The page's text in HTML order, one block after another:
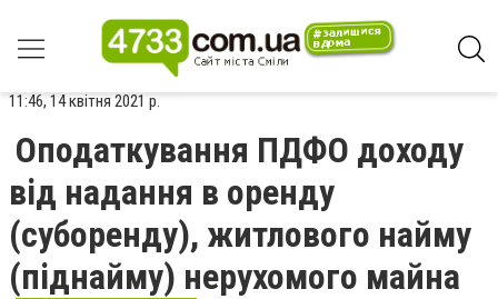
11:46, 14 квітня 2021 р.
Оподаткування ПДФО доходу
від надання в оренду
(суборенду), житлового найму
(піднайму) нерухомого майна